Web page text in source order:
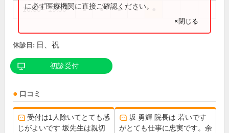
16:30～19:30 ● ● ● ●
に必ず医療機関に直接ご確認ください。
×閉じる
休診日: 日、祝
初診受付
口コミ
受付は1人除いてとても感
じがよいです 坂先生は親切
坂 勇輝 院長は 若いです
がとても仕事に忠実です。余